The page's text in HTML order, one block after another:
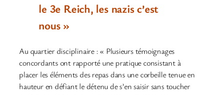
le 3e Reich, les nazis c’est
nous »
Au quartier disciplinaire : « Plusieurs témoignages
concordants ont rapporté une pratique consistant à
placer les éléments des repas dans une corbeille tenue en
hauteur en défiant le détenu de s’en saisir sans toucher